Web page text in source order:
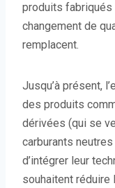
produits fabriqués
changement de
remplacent.
Jusqu’à présent,
des produits
dérivées (qui se
carburants
d’intégrer leur
souhaitent